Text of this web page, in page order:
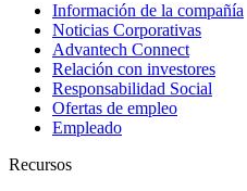
Información de la compañía
Noticias Corporativas
Advantech Connect
Relación con investores
Responsabilidad Social
Ofertas de empleo
Empleado
Recursos